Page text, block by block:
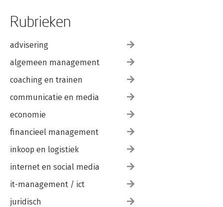
Rubrieken
advisering
algemeen management
coaching en trainen
communicatie en media
economie
financieel management
inkoop en logistiek
internet en social media
it-management / ict
juridisch